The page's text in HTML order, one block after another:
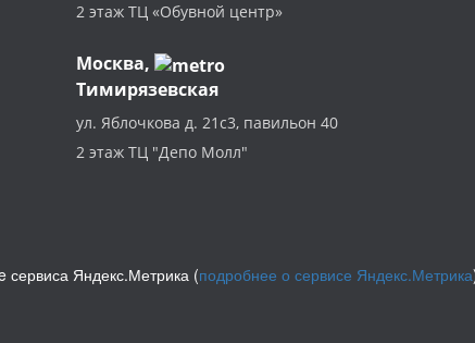
2 этаж ТЦ «Обувной центр»
Москва,
Тимирязевская
ул. Яблочкова д. 21с3, павильон 40
2 этаж ТЦ "Депо Молл"
Яндекс.Метрика (подробнее о сервисе Яндекс.Метрика